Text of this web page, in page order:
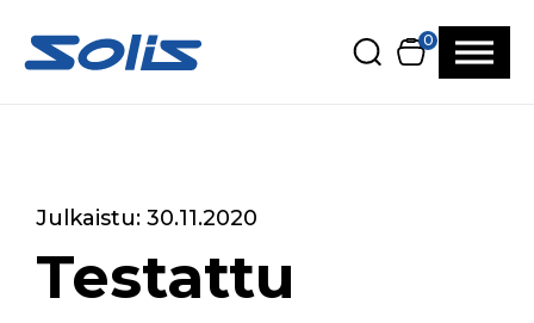
0
Julkaistu: 30.11.2020
Testattu